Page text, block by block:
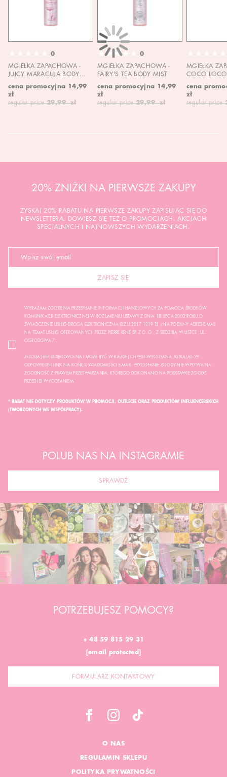
0
MGIEŁKA ZAPACHOWA -
JUICY MARACUJA BODY
cena promocyjna 14,99
zł
regular price 29,99 zł
0
MGIEŁKA ZAPACHOWA -
FAIRY'S TEA BODY MIST
cena promocyjna 14,99
zł
regular price 29,99 zł
MGIEŁKA
COCO
cena
zł
regular price
20% ZNIŻKI NA PIERWSZE ZAKUPY
ZYSKAJ 20% RABATU NA PIERWSZE ZAKUPY ZAPISUJĄC SIĘ DO
NEWSLETTERA. DOWIESZ SIĘ TEŻ O PROMOCJACH, AKCJACH
SPECJALNYCH I NAJNOWSZYCH WYDARZENIACH.
ZAPISZ SIĘ
WYRAŻAM ZGODĘ NA PRZESYŁANIE INFORMACJI HANDLOWYCH ZA POMOCĄ ŚRODKÓW
KOMUNIKACJI ELEKTRONICZNEJ W ROZUMIENIU USTAWY Z DNIA 18 LIPCA 2002 ROKU O
ŚWIADCZENIE USŁUG DROGĄ ELEKTRONICZNĄ (DZ.U.2017.1219 TJ..) NA PODANY ADRES E-MAIL
NA TEMAT USŁUG OFEROWANYCH PRZEZ PIERRE RENÉ SP. Z O. O. , Z SIEDZIBĄ W USTCE , UL.
OGRODOWA 7.
ZGODA JEST DOBROWOLNA I MOŻE BYĆ W KAŻDEJ CHWILI WYCOFANA, KLIKAJĄC W
ODPOWIEDNI LINK NA KOŃCU WIADOMOŚCI E-MAIL. WYCOFANIE ZGODY NIE WPŁYWA NA
ZGODNOŚĆ Z PRAWEM PRZETWARZANIA, KTÓREGO DOKONANO NA PODSTAWIE ZGODY
PRZED JEJ WYCOFANIEM.
* RABAT NIE DOTYCZY PRODUKTÓW W PROMOCJI, OUTLECIE ORAZ PRODUKTÓW INFLUENCERSKICH
(TWORZONYCH WE WSPÓŁPRACY).
POLUB NAS NA INSTAGRAMIE
SPRAWDŹ
POTRZEBUJESZ POMOCY?
+ 48 59 815 29 31
[email protected]
FORMULARZ KONTAKTOWY
O NAS
REGULAMIN SKLEPU
POLITYKA PRYWATNOŚCI